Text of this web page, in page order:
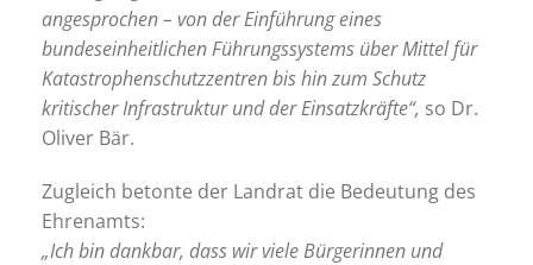
angesprochen – von der Einführung eines
bundeseinheitlichen Führungssystems über Mittel für
Katastrophenschutzzentren bis hin zum Schutz
kritischer Infrastruktur und der Einsatzkräfte“, so Dr.
Oliver Bär.
Zugleich betonte der Landrat die Bedeutung des
Ehrenamts:
„Ich bin dankbar, dass wir viele Bürgerinnen und